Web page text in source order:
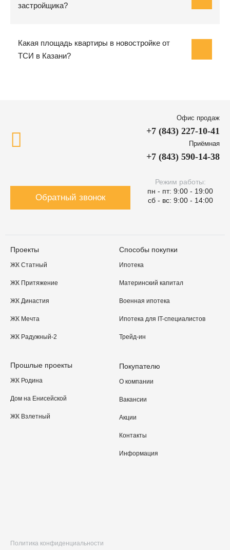
застройщика?
Какая площадь квартиры в новостройке от
ТСИ в Казани?
Офис продаж
+7 (843) 227-10-41
Приёмная
+7 (843) 590-14-38
Обратный звонок
Режим работы:
пн - пт: 9:00 - 19:00
сб - вс: 9:00 - 14:00
Проекты
ЖК Статный
ЖК Притяжение
ЖК Династия
ЖК Мечта
ЖК Радужный-2
Прошлые проекты
ЖК Родина
Дом на Енисейской
ЖК Взлетный
Способы покупки
Ипотека
Материнский капитал
Военная ипотека
Ипотека для IT-специалистов
Трейд-ин
Покупателю
О компании
Вакансии
Акции
Контакты
Информация
Политика конфиденциальности